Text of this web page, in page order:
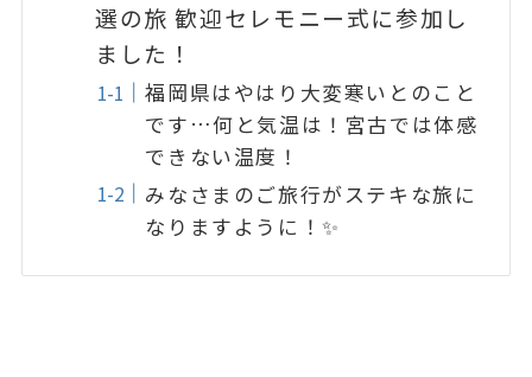
選の旅 歓迎セレモニー式に参加し
ました！
福岡県はやはり大変寒いとのこと
です…何と気温は！宮古では体感
できない温度！
みなさまのご旅行がステキな旅に
なりますように！✨